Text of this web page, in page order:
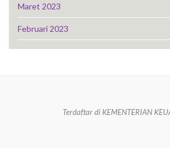
Maret 2023
Februari 2023
Terdaftar di KEMENTERIAN